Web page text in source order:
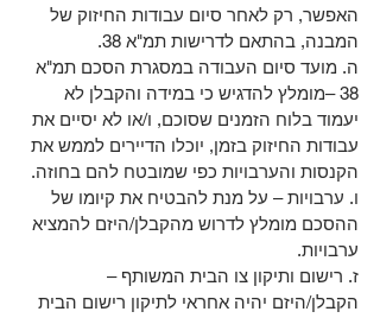
האפשר, רק לאחר סיום עבודות החיזוק של
המבנה, בהתאם לדרישות תמ"א 38.
ה. מועד סיום העבודה במסגרת הסכם תמ"א
38 –מומלץ להדגיש כי במידה והקבלן לא
יעמוד בלוח הזמנים שסוכם, ו/או לא יסיים את
עבודות החיזוק בזמן, יוכלו הדיירים לממש את
הקנסות והערבויות כפי שמובטח להם בחוזה.
ו. ערבויות – על מנת להבטיח את קיומו של
ההסכם מומלץ לדרוש מהקבלן/היזם להמציא
ערבויות.
ז. רישום ותיקון צו הבית המשותף –
הקבלן/היזם יהיה אחראי לתיקון רישום הבית